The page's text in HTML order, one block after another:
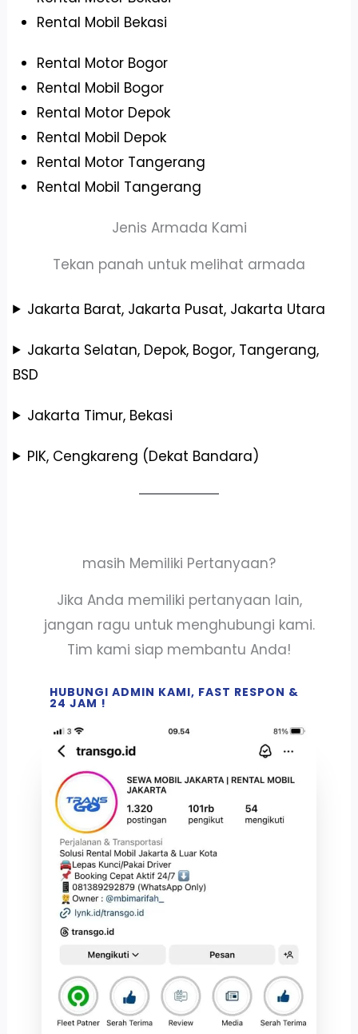
Rental Mobil Bekasi
Rental Motor Bogor
Rental Mobil Bogor
Rental Motor Depok
Rental Mobil Depok
Rental Motor Tangerang
Rental Mobil Tangerang
Jenis Armada Kami
Tekan panah untuk melihat armada
Jakarta Barat, Jakarta Pusat, Jakarta Utara
Jakarta Selatan, Depok, Bogor, Tangerang,
BSD
Jakarta Timur, Bekasi
PIK, Cengkareng (Dekat Bandara)
masih Memiliki Pertanyaan?
Jika Anda memiliki pertanyaan lain,
jangan ragu untuk menghubungi kami.
Tim kami siap membantu Anda!
HUBUNGI ADMIN KAMI, FAST RESPON &
24 JAM !